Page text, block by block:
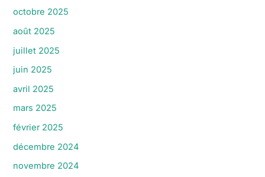
octobre 2025
août 2025
juillet 2025
juin 2025
avril 2025
mars 2025
février 2025
décembre 2024
novembre 2024